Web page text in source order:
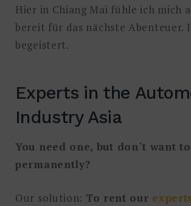
Hier in Chiang Mai fühle ich mich
bereit für das nächste Abenteuer.
begeistert.
Experts in the
Industry Asia
You need one, but don`t want
permanently?
Our solution: To rent our